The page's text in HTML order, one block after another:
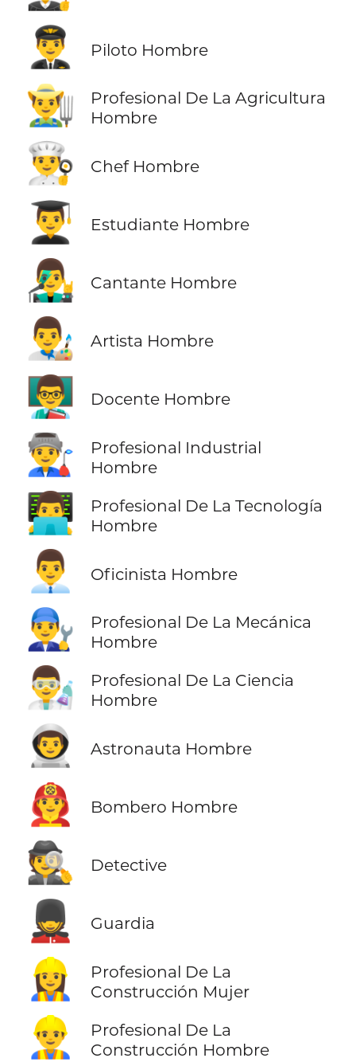
👨‍✈️ Piloto Hombre
👨‍🌾
Profesional De La Agricultura
Hombre
👨‍🍳 Chef Hombre
👨‍🎓 Estudiante Hombre
👨‍🎤 Cantante Hombre
👨‍🎨 Artista Hombre
👨‍🏫 Docente Hombre
👨‍🏭
Profesional Industrial
Hombre
👨‍💻
Profesional De La Tecnología
Hombre
👨‍💼 Oficinista Hombre
👨‍🔧
Profesional De La Mecánica
Hombre
👨‍🔬
Profesional De La Ciencia
Hombre
👨‍🚀 Astronauta Hombre
👨‍🚒 Bombero Hombre
🕵️ Detective
💂 Guardia
👷‍♀️
Profesional De La
Construcción Mujer
👷‍♂️
Profesional De La
Construcción Hombre